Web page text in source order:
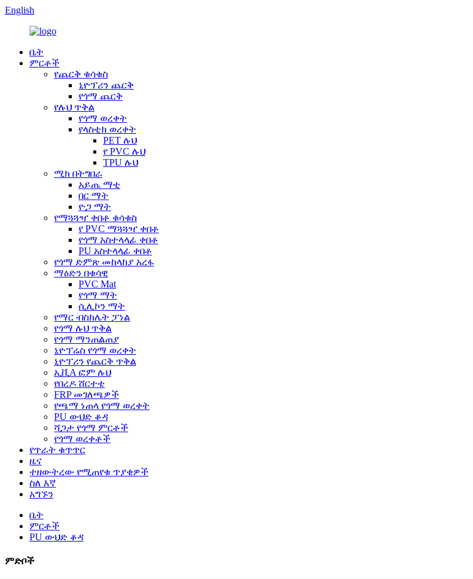
English
ቤት
ምርቶች
የጨርቅ ቁሳቁስ
ኒዮፕሪን ጨርቅ
የጎማ ጨርቅ
የሉህ ጥቅል
የጎማ ወረቀት
የላስቲክ ወረቀት
PET ሉህ
የ PVC ሉህ
TPU ሉህ
ሚክ በትግበራ
አይጤ ማቲ
በር ማት
ዮጋ ማት
የማጓጓዣ ቀበቶ ቁሳቁስ
የ PVC ማጓጓዣ ቀበቶ
የጎማ አስተላላፊ ቀበቶ
PU አስተላላፊ ቀበቶ
የጎማ ድምጽ መከላከያ አረፋ
ማዕድን በቁሳዊ
PVC Mat
የጎማ ማት
ሲሊኮን ማት
የማር ብስክሌት ፓነል
የጎማ ሉህ ጥቅል
የጎማ ማንጠልጠያ
ኒዮፕሬስ የጎማ ወረቀት
ኒዮፕሪን የጨርቅ ጥቅል
ኢቪA ፎም ሉህ
የበረዶ ሸርተቴ
FRP መገለጫዎች
የጫማ ነጠላ የጎማ ወረቀት
PU ውህድ ቆዳ
ሻጋታ የጎማ ምርቶች
የጎማ ወረቀቶች
የጥራት ቁጥጥር
ዜና
ተዘውትረው የሚጠየቁ ጥያቄዎች
ስለ እኛ
አግኙን
ቤት
ምርቶች
PU ውህድ ቆዳ
ምድቦች